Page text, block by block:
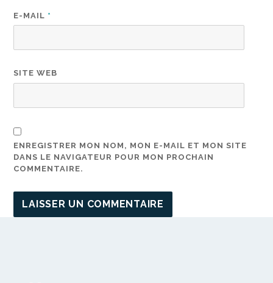
E-MAIL *
SITE WEB
ENREGISTRER MON NOM, MON E-MAIL ET MON SITE
DANS LE NAVIGATEUR POUR MON PROCHAIN
COMMENTAIRE.